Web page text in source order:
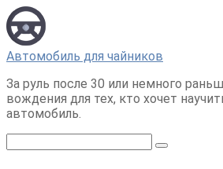
Перейти
к
контенту
Автомобиль для чайников
За руль после 30 или немного
вождения для тех, кто хочет
автомобиль.